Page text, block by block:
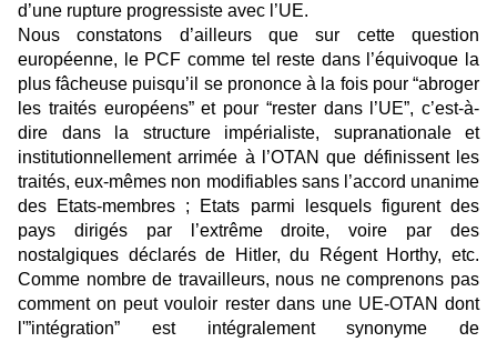
d’une rupture progressiste avec l’UE.
Nous constatons d’ailleurs que sur cette question
européenne, le PCF comme tel reste dans l’équivoque la
plus fâcheuse puisqu’il se prononce à la fois pour “abroger
les traités européens” et pour “rester dans l’UE”, c’est-à-
dire dans la structure impérialiste, supranationale et
institutionnellement arrimée à l’OTAN que définissent les
traités, eux-mêmes non modifiables sans l’accord unanime
des Etats-membres ; Etats parmi lesquels figurent des
pays dirigés par l’extrême droite, voire par des
nostalgiques déclarés de Hitler, du Régent Horthy, etc.
Comme nombre de travailleurs, nous ne comprenons pas
comment on peut vouloir rester dans une UE-OTAN dont
l'”intégration” est intégralement synonyme de